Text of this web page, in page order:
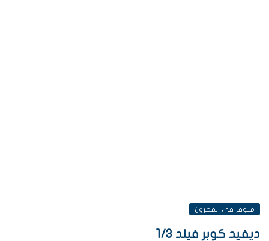
متوفر فى المخزون
ديفيد كوبر فيلد 1/3